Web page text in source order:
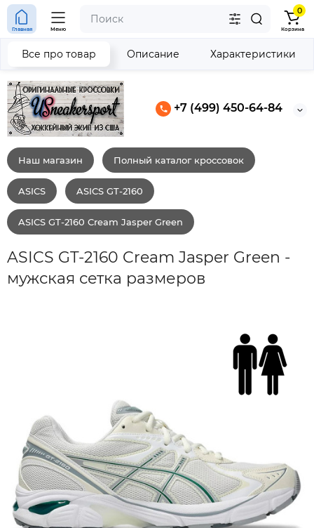
+7 (499) 450-64-84
Главная Меню
0
Корзина
Наш магазин Полный каталог кроссовок
ASICS ASICS GT-2160
ASICS GT-2160 Cream Jasper Green
ASICS GT-2160 Cream Jasper Green -
мужская сетка размеров
Все про товар Описание Характеристики